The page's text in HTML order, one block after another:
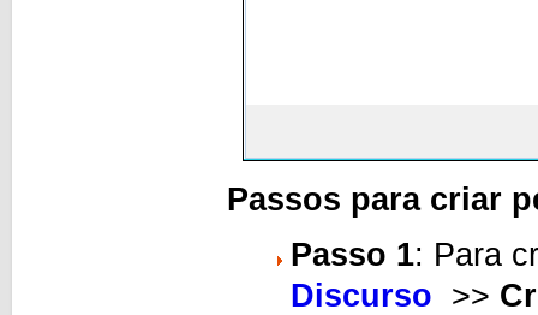
Passos para criar
Passo 1: Para
Discurso >>